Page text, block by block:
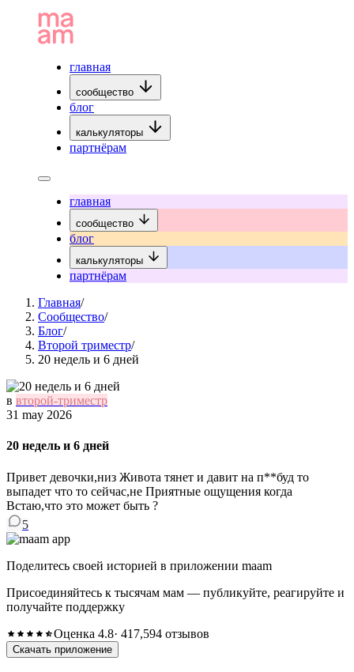
главная
сообщество
блог
калькуляторы
партнёрам
главная
сообщество
блог
калькуляторы
партнёрам
Главная/
Сообщество/
Блог/
Второй триместр/
20 недель и 6 дней
в второй-триместр
31 may 2026
20 недель и 6 дней
Привет девочки,низ Живота тянет и давит на п**буд то
выпадет что то сейчас,не Приятные ощущения когда
Встаю,что это может быть ?
5
Поделитесь своей историей в приложении maam
Присоединяйтесь к тысячам мам — публикуйте, реагируйте и
получайте поддержку
Оценка 4.8· 417,594 отзывов
Скачать приложение